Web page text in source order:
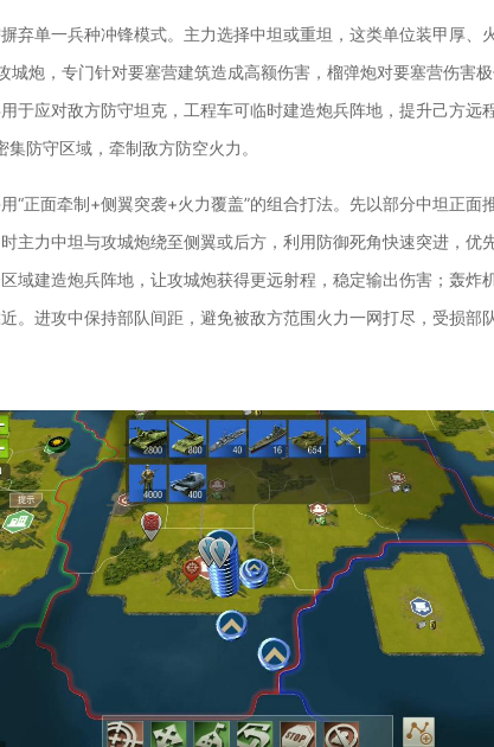
弃单一兵种冲锋模式。主力选择中坦或重坦，这类单位装甲厚、
城炮，专门针对要塞营建筑造成高额伤害，榴弹炮对要塞营伤害
于应对敌方防守坦克，工程车可临时建造炮兵阵地，提升己方远
防守区域，牵制敌方防空火力。
“正面牵制+侧翼突袭+火力覆盖”的组合打法。先以部分中坦正面
主力中坦与攻城炮绕至侧翼或后方，利用防御死角快速突进，优
域建造炮兵阵地，让攻城炮获得更远射程，稳定输出伤害；轰炸
。进攻中保持部队间距，避免被敌方范围火力一网打尽，受损部